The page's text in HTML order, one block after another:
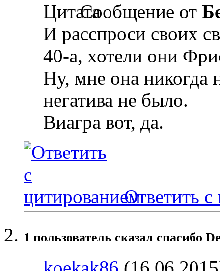
Сообщение от
И расспроси своих
40-а, хотели они
Ну, мне она никогда
негатива не было.
Виагра вот, да.
Ответить с
1 пользователь сказал cпасибо